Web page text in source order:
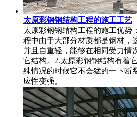
太原彩钢钢结构工程的施工工艺
太原彩钢钢结构工程的施工优势
程中由于大部分材质都是钢材，
并且自重轻，能够在相同受力情
它结构。2.太原彩钢钢结构有着
殊情况的时候它不会猛的一下断
应性变强。